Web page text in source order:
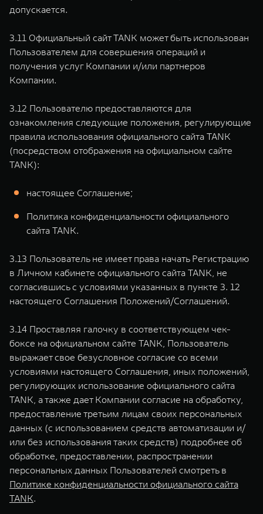
допускается.
3.11 Официальный сайт TANK может быть использован
Пользователем для совершения операций и
получения услуг Компании и/или партнеров
Компании.
3.12 Пользователю предоставляются для
ознакомления следующие положения, регулирующие
правила использования официального сайта TANK
(посредством отображения на официальном сайте
TANK):
настоящее Соглашение;
Политика конфиденциальности официального
сайта TANK.
3.13 Пользователь не имеет права начать Регистрацию
в Личном кабинете официального сайта TANK, не
согласившись с условиями указанных в пункте 3. 12
настоящего Соглашения Положений/Соглашений.
3.14 Проставляя галочку в соответствующем чек-
боксе на официальном сайте TANK, Пользователь
выражает свое безусловное согласие со всеми
условиями настоящего Соглашения, иных положений,
регулирующих использование официального сайта
TANK, а также дает Компании согласие на обработку,
предоставление третьим лицам своих персональных
данных (с использованием средств автоматизации и/
или без использования таких средств) подробнее об
обработке, предоставлении, распространении
персональных данных Пользователей смотреть в
Политике конфиденциальности официального сайта
TANK.